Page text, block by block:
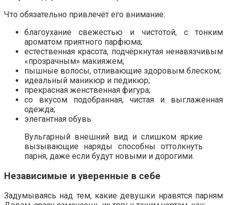
Что обязательно привлечёт его внимание:
благоухание свежестью и чистотой, с тонким
ароматом приятного парфюма;
естественная красота, подчёркнутая ненавязчивым
«прозрачным» макияжем;
пышные волосы, отливающие здоровым блеском;
идеальный маникюр и педикюр;
прекрасная женственная фигура;
со вкусом подобранная, чистая и выглаженная
одежда;
элегантная обувь.
Вульгарный внешний вид и слишком яркие
вызывающие наряды способны оттолкнуть
парня, даже если будут новыми и дорогими.
Независимые и уверенные в себе
Задумываясь над тем, какие девушки нравятся парням